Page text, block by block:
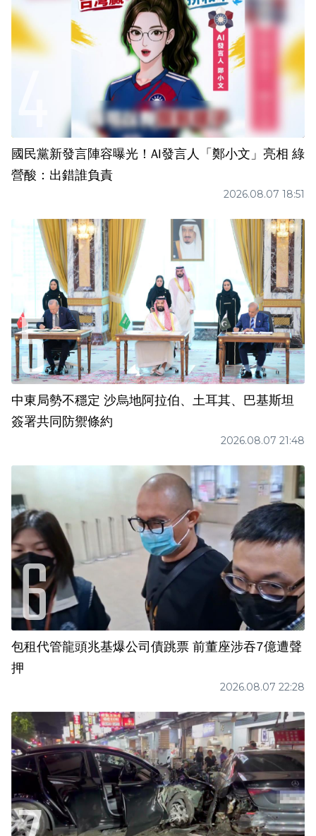
國民黨新發言陣容曝光！AI發言人「鄭小文」亮相 綠
營酸：出錯誰負責
2026.08.07 18:51
中東局勢不穩定 沙烏地阿拉伯、土耳其、巴基斯坦
簽署共同防禦條約
2026.08.07 21:48
包租代管龍頭兆基爆公司債跳票 前董座涉吞7億遭聲
押
2026.08.07 22:28